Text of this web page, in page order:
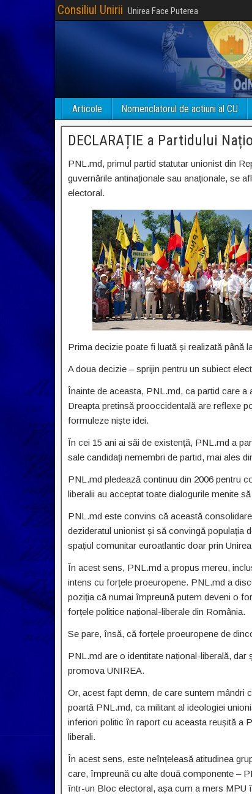
Consiliul Unirii Unirea Face Puterea
Articole Nomenclatorul de actiuni al CU
DECLARAȚIE a Partidului
PNL.md, primul partid statutar unionist din
guvernările antinaționale sau anaționale, se
electoral.
Prima decizie poate fi luată și realizată până
A doua decizie – sprijin pentru un subiect
Înainte de aceasta, PNL.md, ca partid care
Dreapta pretinsă prooccidentală are reflexe
formuleze niște idei.
În cei 15 ani ai săi de existență, PNL.md a
sale candidați nemembri de partid, mai ales
PNL.md pledează continuu din 2006 pentru
liberalii au acceptat toate dialogurile menite
PNL.md este convins că această
dezideratul unionist și să convingă populația
spațiul comunitar euroatlantic doar prin
În acest sens, PNL.md a propus mereu,
intens cu forțele proeuropene. PNL.md a
poziția că numai împreună putem deveni o
forțele politice național-liberale din România.
Se pare, însă, că forțele proeuropene de
PNL.md are o identitate național-liberală, dar
promova UNIREA.
Or, acest fapt demn, de care suntem mândri
poartă PNL.md, ca militant al ideologiei
inferiori politic în raport cu aceasta reușită a
liberali.
În acest sens, este neînțeleasă atitudinea
care, împreună cu alte două componente –
într-un Bloc electoral, așa cum a mers MPU